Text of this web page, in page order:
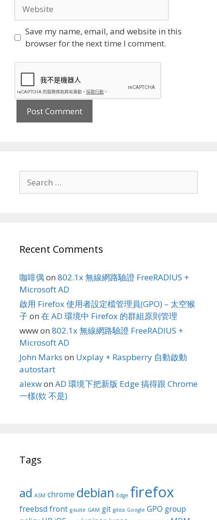
Save my name, email, and website in this
browser for the next time I comment.
for:
Recent Comments
咖啡偶 on 802.1x 無線網路驗證 FreeRADIUS +
Microsoft AD
啟用 Firefox 使用者設定檔管理員(GPO) – 太空猴
子 on 在 AD 環境中 Firefox 的群組原則管理
wwwon 802.1x 無線網路驗證 FreeRADIUS +
Microsoft AD
John Marks on Uxplay + Raspberry 自動啟動
autostart
alexwon AD 環境下把新版 Edge 搞得跟 Chrome
一樣(欸 不是)
Tags
ad ASM chrome debian Edge firefox
freebsd front g-suite GAM git gitea Google GPO group